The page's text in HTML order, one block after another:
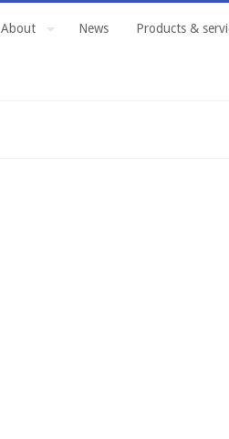
About News Products &